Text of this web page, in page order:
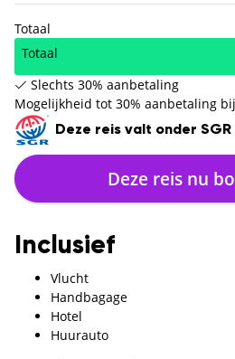
Totaal
Totaal
Slechts 30% aanbetaling
Mogelijkheid tot 30% aanbetaling
Deze reis valt onder
Deze reis nu
Inclusief
Vlucht
Handbagage
Hotel
Huurauto